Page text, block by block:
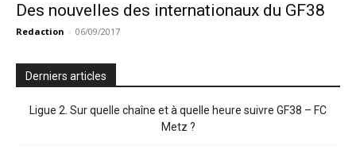
Des nouvelles des internationaux du GF38
Redaction - 06/09/2017
Derniers articles
Ligue 2. Sur quelle chaîne et à quelle heure suivre GF38 – FC
Metz ?